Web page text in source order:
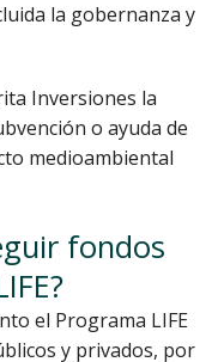
la gobernanza y
Inversiones la
o ayuda de
medioambiental
fondos
el Programa LIFE
y privados, por